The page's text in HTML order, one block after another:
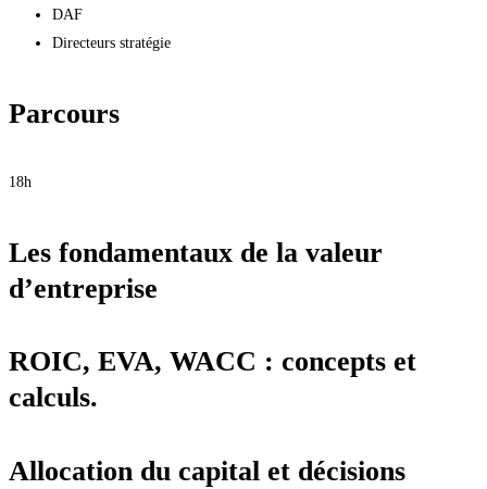
DAF
Directeurs stratégie
Parcours
18h
Les fondamentaux de la valeur
d’entreprise
ROIC, EVA, WACC : concepts et
calculs.
Allocation du capital et décisions